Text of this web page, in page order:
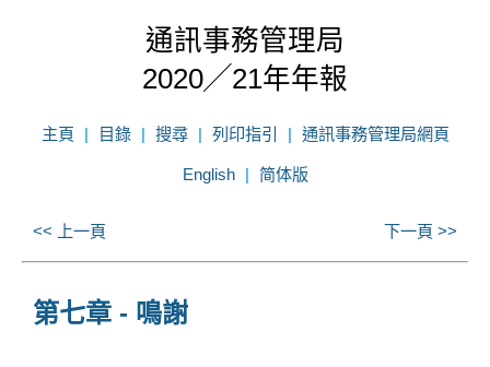
通訊事務管理局
2020╱21年年報
主頁 目錄 搜尋 列印指引 通訊事務管理局網頁
English 简体版
<< 上一頁 下一頁 >>
第七章 - 鳴謝